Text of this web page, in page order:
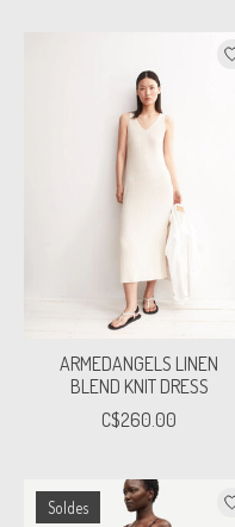
ARMEDANGELS LINEN
BLEND KNIT DRESS
C$260.00
Soldes